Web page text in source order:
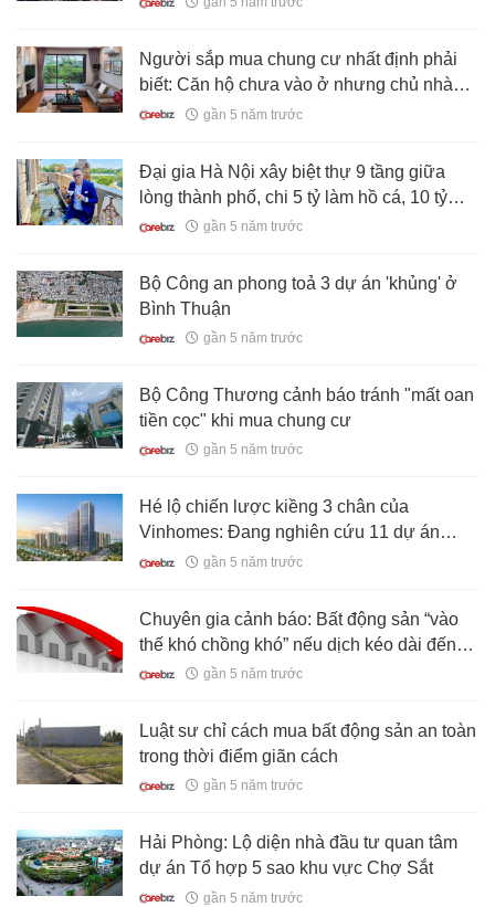
Người sắp mua chung cư nhất định phải
biết: Căn hộ chưa vào ở nhưng chủ nhà
vẫn phải đóng phí dịch vụ hàng tháng
gần 5 năm trước
Đại gia Hà Nội xây biệt thự 9 tầng giữa
lòng thành phố, chi 5 tỷ làm hồ cá, 10 tỷ
mua chim quýgần 5 năm trước
Bộ Công an phong toả 3 dự án 'khủng' ở
Bình Thuận
gần 5 năm trước
Bộ Công Thương cảnh báo tránh "mất oan
tiền cọc" khi mua chung cư
gần 5 năm trước
Hé lộ chiến lược kiềng 3 chân của
Vinhomes: Đang nghiên cứu 11 dự án
KCN quy mô 4.700 ha, đẩy mạnh cho thuê
gần 5 năm trước
Chuyên gia cảnh báo: Bất động sản “vào
thế khó chồng khó” nếu dịch kéo dài đến
cuối nămgần 5 năm trước
Luật sư chỉ cách mua bất động sản an toàn
trong thời điểm giãn cách
gần 5 năm trước
Hải Phòng: Lộ diện nhà đầu tư quan tâm
dự án Tổ hợp 5 sao khu vực Chợ Sắt
gần 5 năm trước